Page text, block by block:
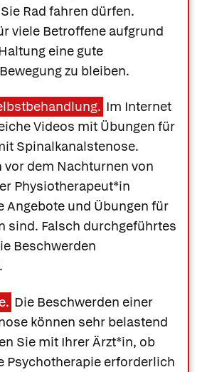
Rad fahren dürfen.
viele Betroffene aufgrund
eine gute
zu bleiben.
Im Internet
Videos mit Übungen für
Spinalkanalstenose.
vor dem Nachturnen von
Physiotherapeut*in
Angebote und Übungen für
sind. Falsch durchgeführtes
Beschwerden
Die Beschwerden einer
können sehr belastend
Sie mit Ihrer Ärzt*in, ob
Psychotherapie erforderlich